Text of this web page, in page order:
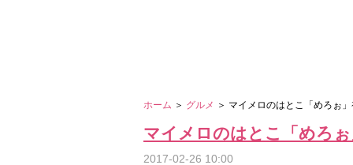
ホーム ＞ グルメ ＞ マイメロのはとこ「めろぉ
マイメロのはとこ「めろ
2017-02-26 10:00